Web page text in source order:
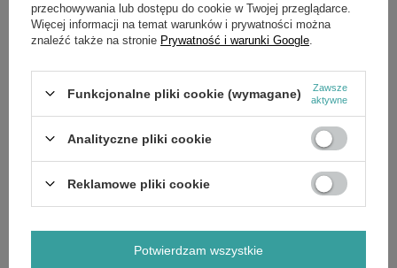
Zadaj pytanie a my odpowiemy niezwłocznie,
najciekawsze pytania i odpowiedzi publikując
dla innych.
Zadaj pytanie
OPIS
Kabel do autosynchronizacji agregatów EU30iS
przechowywania lub dostępu do cookie w Twojej przeglądarce.
Więcej informacji na temat warunków i prywatności można
znaleźć także na stronie Prywatność i warunki Google
Funkcjonalne pliki cookie (wymagane)
Zawsze
aktywne
Analityczne pliki cookie
Reklamowe pliki cookie
Potwierdzam wszystkie